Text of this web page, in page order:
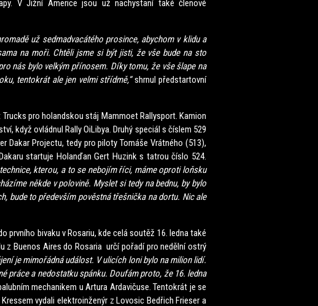
V Jižní Americe jsou už nachystaní také členové
už sedmadvacátého prosince, abychom v klidu a
na moři. Chtěli jsme si být jisti, že vše bude na sto
nás bylo velkým přínosem. Díky tomu, že vše šlape na
tentokrát ale jen velmi střídmě,“shrnul předstartovní
pro holandskou stáj Mammoet Rallysport. Kamion
když ovládnul Rally OiLibya. Druhý speciál s číslem 529
Dakar Projectu, tedy pro piloty Tomáše Vrátného (513),
startuje Holanďan Gert Huzink s tatrou číslo 524.
kterou, a to se nebojím říci, máme oproti loňsku
někde v polovině. Myslet si tedy na bednu, by bylo
bude to především pověstná třešnička na dortu. Nic ale
bivaku v Rosariu, kde celá soutěž 16. ledna také
z Buenos Aires do Rosaria určí pořadí pro nedělní ostrý
je mimořádná událost. V ulicích loni bylo na milion lidí.
práce a nedostatku spánku. Doufám proto, že 16. ledna
mechanikem u Artura Ardavičuse. Tentokrát je se
vydali elektroinženýr z Lovosic Bedřich Frieser a